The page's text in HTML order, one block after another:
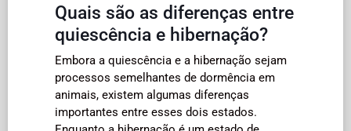
Quais são as diferenças entre
quiescência e hibernação?
Embora a quiescência e a hibernação sejam
processos semelhantes de dormência em
animais, existem algumas diferenças
importantes entre esses dois estados.